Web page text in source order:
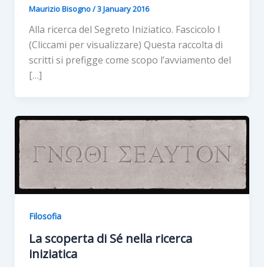
Maurizio Bisogno/3 January 2016
Alla ricerca del Segreto Iniziatico. Fascicolo I
(Cliccami per visualizzare) Questa raccolta di
scritti si prefigge come scopo l’avviamento del
[…]
Filosofia
La scoperta di Sé nella ricerca
iniziatica